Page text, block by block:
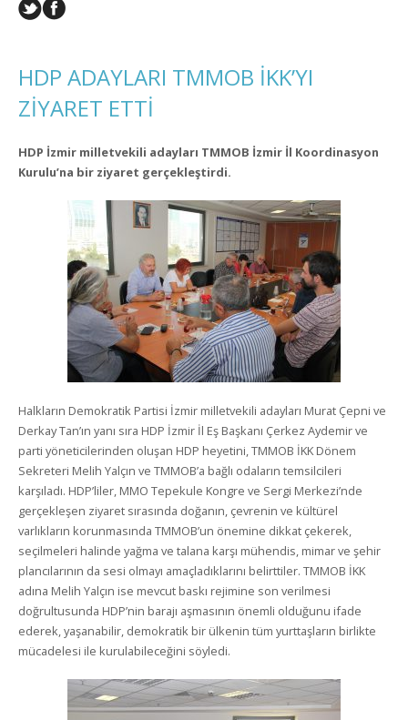
HDP ADAYLARI TMMOB İKK’YI
ZİYARET ETTİ
HDP İzmir milletvekili adayları TMMOB İzmir İl Koordinasyon
Kurulu’na bir ziyaret gerçekleştirdi.
Halkların Demokratik Partisi İzmir milletvekili adayları Murat Çepni ve
Derkay Tan’ın yanı sıra HDP İzmir İl Eş Başkanı Çerkez Aydemir ve
parti yöneticilerinden oluşan HDP heyetini, TMMOB İKK Dönem
Sekreteri Melih Yalçın ve TMMOB’a bağlı odaların temsilcileri
karşıladı. HDP’liler, MMO Tepekule Kongre ve Sergi Merkezi’nde
gerçekleşen ziyaret sırasında doğanın, çevrenin ve kültürel
varlıkların korunmasında TMMOB’un önemine dikkat çekerek,
seçilmeleri halinde yağma ve talana karşı mühendis, mimar ve şehir
plancılarının da sesi olmayı amaçladıklarını belirttiler. TMMOB İKK
adına Melih Yalçın ise mevcut baskı rejimine son verilmesi
doğrultusunda HDP’nin barajı aşmasının önemli olduğunu ifade
ederek, yaşanabilir, demokratik bir ülkenin tüm yurttaşların birlikte
mücadelesi ile kurulabileceğini söyledi.